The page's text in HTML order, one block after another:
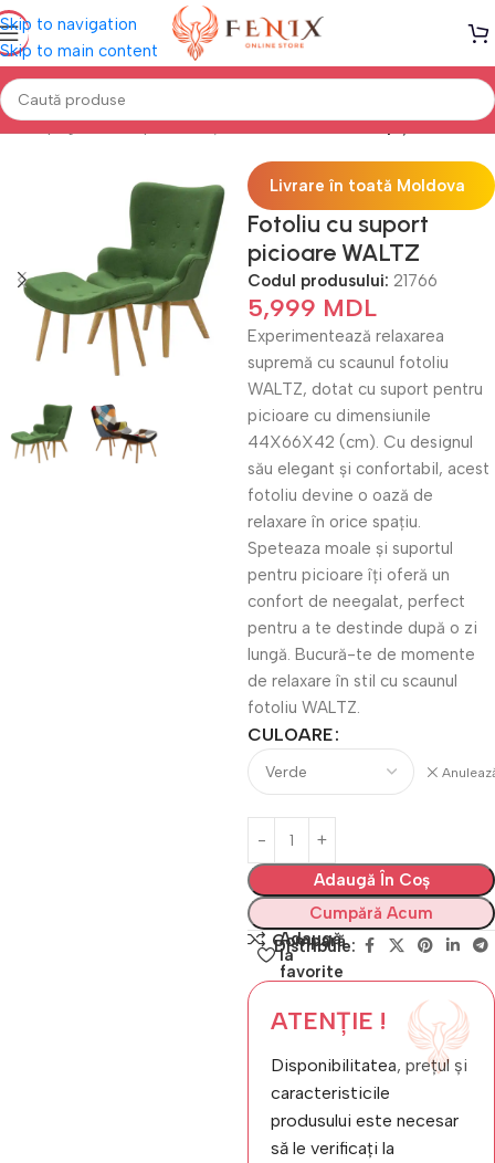
Skip to navigation
Skip to main content
Prima pagină Canapele, Colțare & Fotolii Fotolii Tapițate
Livrare în toată Moldova
Fotoliu cu suport
picioare WALTZ
Codul produsului: 21766
5,999 MDL
Experimentează relaxarea
supremă cu scaunul fotoliu
WALTZ, dotat cu suport pentru
picioare cu dimensiunile
44X66X42 (cm). Cu designul
său elegant și confortabil, acest
fotoliu devine o oază de
relaxare în orice spațiu.
Speteaza moale și suportul
pentru picioare îți oferă un
confort de neegalat, perfect
pentru a te destinde după o zi
lungă. Bucură-te de momente
de relaxare în stil cu scaunul
fotoliu WALTZ.
CULOARE
Adaugă În Coș
Cumpără Acum
Compară
Adaugă
la
favorite
Distribuie:
ATENȚIE !
Disponibilitatea, prețul și
caracteristicile
produsului este necesar
să le verificați la